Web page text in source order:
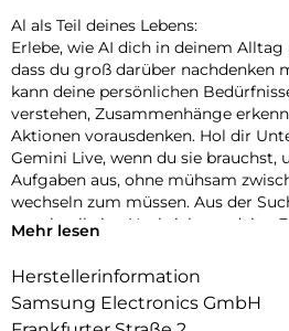
Al als Teil deines Lebens:
Erlebe, wie AI dich in deinem
dass du groß darüber nachdenken
kann deine persönlichen
verstehen, Zusammenhänge
Aktionen vorausdenken. Hol dir
Gemini Live, wenn du sie brauchst,
Aufgaben aus, ohne mühsam
wechseln zum müssen. Aus der
so schnell eine Nachricht an deine
Nutze auch Circle to Search mit
kann jetzt mehrere Elemente
Mehr lesen
Herstellerinformation
Samsung Electronics GmbH